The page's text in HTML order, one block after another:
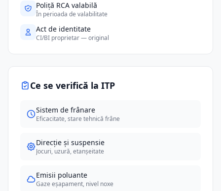
Poliță RCA valabilă
În perioada de valabilitate
Act de identitate
CI/BI proprietar — original
Ce se verifică la ITP
Sistem de frânare
Eficacitate, stare tehnică frâne
Direcție și suspensie
Jocuri, uzură, etanșeitate
Emisii poluante
Gaze eșapament, nivel noxe